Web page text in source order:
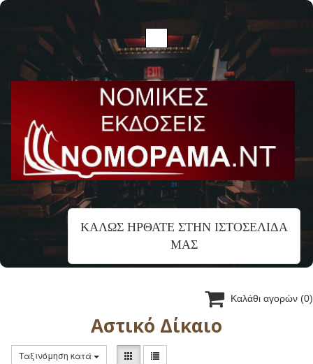
ΚΑΛΩΣ ΗΡΘΑΤΕ ΣΤΗΝ ΙΣΤΟΣΕΛΙΔΑ
ΜΑΣ
 Καλάθι αγορών (0)
Αστικό Δίκαιο
Ταξινόμηση κατά